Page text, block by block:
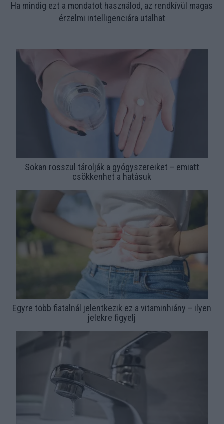
Ha mindig ezt a mondatot használod, az rendkívül magas
érzelmi intelligenciára utalhat
Sokan rosszul tárolják a gyógyszereiket – emiatt
csökkenhet a hatásuk
Egyre több fiatalnál jelentkezik ez a vitaminhiány – ilyen
jelekre figyelj